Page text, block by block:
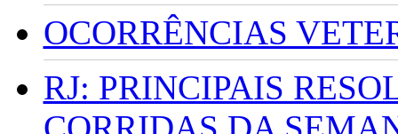
OCORRÊNCIAS
RJ: PRINCIPAIS